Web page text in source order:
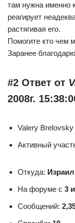
там нужна именно
реагирует
растягивая его.
Помогите кто чем
Заранее
#2 Ответ от
2008г.
Valery Brelovsky
Активный
Откуда:
На форуме с 3
Сообщений: